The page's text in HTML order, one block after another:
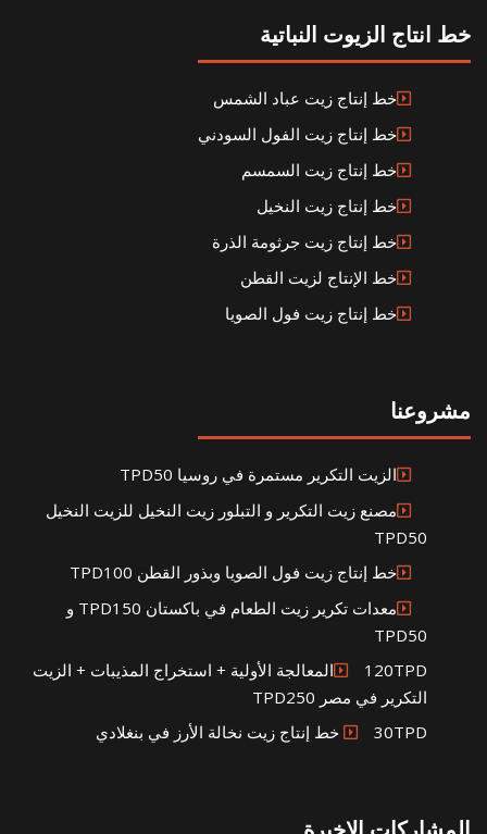
خط انتاج الزيوت النباتية
خط إنتاج زيت عباد الشمس
خط إنتاج زيت الفول السودني
خط إنتاج زيت السمسم
خط إنتاج زيت النخيل
خط إنتاج زيت جرثومة الذرة
خط الإنتاج لزيت القطن
خط إنتاج زيت فول الصويا
مشروعنا
الزيت التكرير مستمرة في روسيا TPD50
مصنع زيت التكرير و التبلور زيت النخيل للزيت النخيل
TPD50
خط إنتاج زيت فول الصويا وبذور القطن TPD100
معدات تكرير زيت الطعام في باكستان TPD150 و
TPD50
120TPDالمعالجة الأولية + استخراج المذيبات + الزيت
التكرير في مصر TPD250
30TPD خط إنتاج زيت نخالة الأرز في بنغلادي